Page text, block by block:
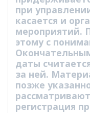
при
касается и
мероприятий.
этому с
даты
за ней.
позже
регистрация